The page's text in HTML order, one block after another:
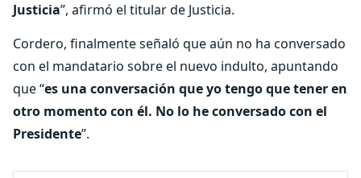
Justicia”, afirmó el titular de Justicia.
Cordero, finalmente señaló que aún no ha conversado
con el mandatario sobre el nuevo indulto, apuntando
que “es una conversación que yo tengo que tener en
otro momento con él. No lo he conversado con el
Presidente”.